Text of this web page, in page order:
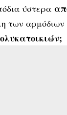
ύστερα
των αρμόδιων